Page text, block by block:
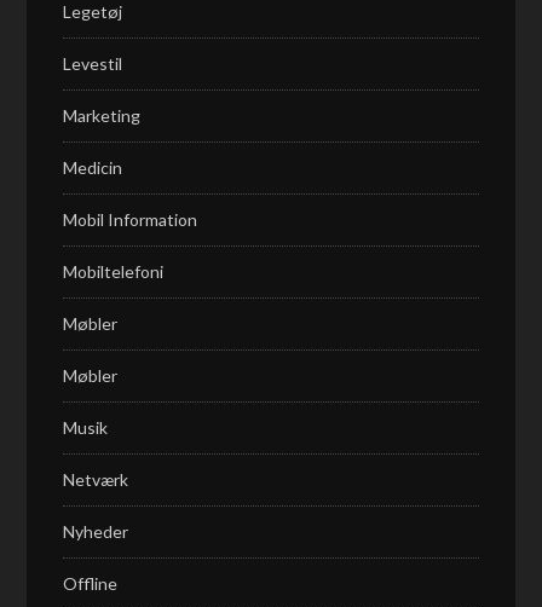
Legetøj
Levestil
Marketing
Medicin
Mobil Information
Mobiltelefoni
Møbler
Møbler
Musik
Netværk
Nyheder
Offline